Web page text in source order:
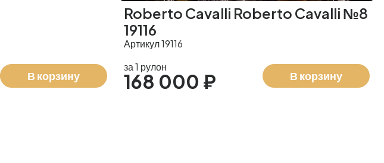
В корзину
Roberto Cavalli Roberto Cavalli №8
19116
Артикул 19116
за 1 рулон
168 000 ₽ В корзину